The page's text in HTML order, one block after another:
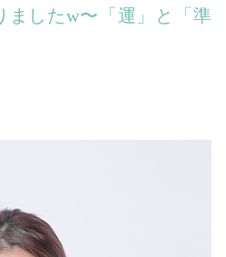
ましたw〜「運」と「準